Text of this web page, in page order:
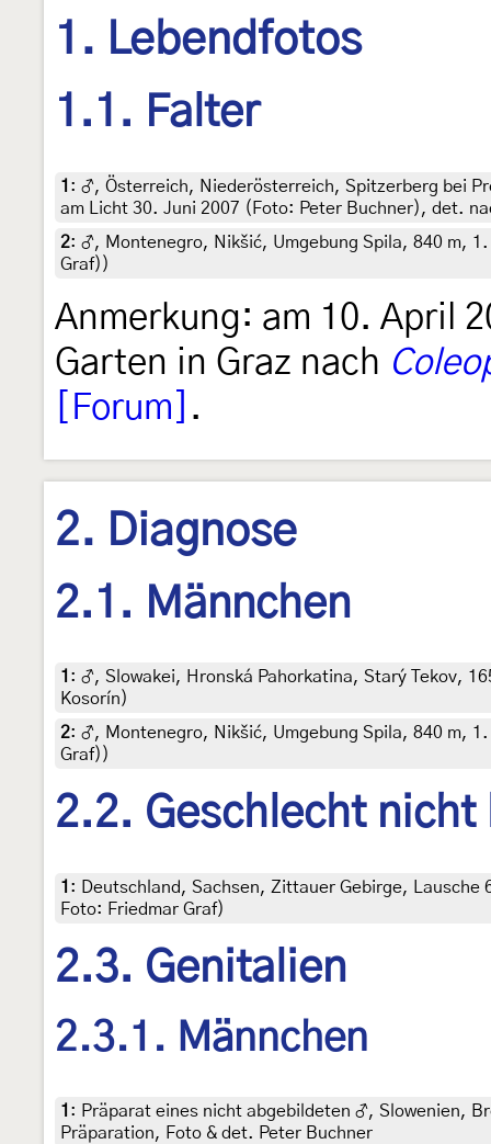
1. Lebendfotos
1.1. Falter
1 : ♂, Österreich, Niederösterreich, Spitzerberg bei
am Licht 30. Juni 2007 (Foto: Peter Buchner), det.
2: ♂, Montenegro, Nikšić, Umgebung Spila, 840 m,
Graf))
Anmerkung: am 10. April
Garten in Graz nach
[Forum] .
2. Diagnose
2.1. Männchen
1 : ♂, Slowakei, Hronská Pahorkatina, Starý Tekov,
Kosorín)
2: ♂, Montenegro, Nikšić, Umgebung Spila, 840 m,
Graf))
2.2. Geschlecht nicht
1 :
Deutschland, Sachsen, Zittauer Gebirge,
Foto: Friedmar Graf)
2.3. Genitalien
2.3.1. Männchen
1 : Präparat eines nicht abgebildeten ♂, Slowenien,
Präparation, Foto & det. Peter Buchner